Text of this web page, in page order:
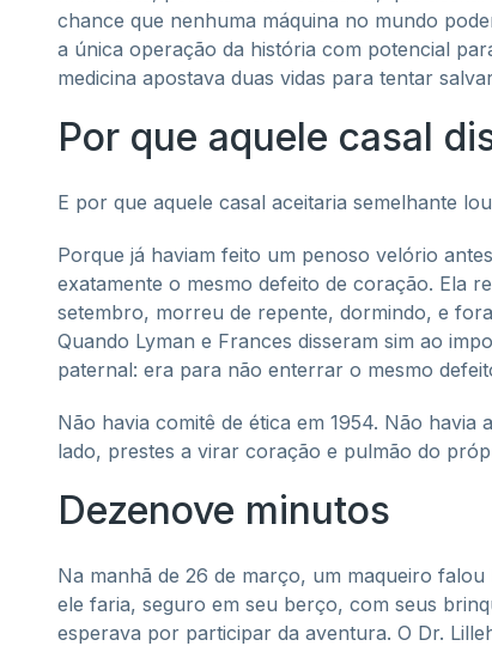
chance que nenhuma máquina no mundo
a única operação da história com potencial
medicina apostava duas vidas para tentar
Por que aquele casal
E por que aquele casal aceitaria semelhante
Porque já haviam feito um penoso velório
exatamente o mesmo defeito de coração. Ela
setembro, morreu de repente, dormindo, e
Quando Lyman e Frances disseram sim ao
paternal: era para não enterrar o mesmo
Não havia comitê de ética em 1954. Não
lado, prestes a virar coração e pulmão do
Dezenove minutos
Na manhã de 26 de março, um maqueiro
ele faria, seguro em seu berço, com seus
esperava por participar da aventura. O Dr.